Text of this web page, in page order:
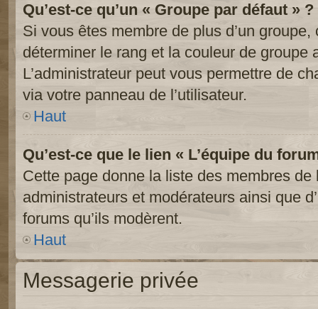
Qu’est-ce qu’un « Groupe par défaut » ?
Si vous êtes membre de plus d’un
déterminer le rang et la couleur de groupe
L’administrateur peut vous permettre de
via votre panneau de l’utilisateur.
Haut
Qu’est-ce que le lien « L’équipe du
Cette page donne la liste des membres de
administrateurs et modérateurs ainsi que
forums qu’ils modèrent.
Haut
Messagerie privée